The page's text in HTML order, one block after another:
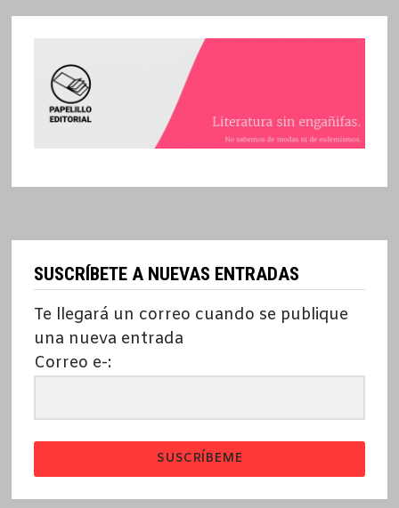
SUSCRÍBETE A NUEVAS ENTRADAS
Te llegará un correo cuando se publique
una nueva entrada
Correo e-:
SUSCRÍBEME